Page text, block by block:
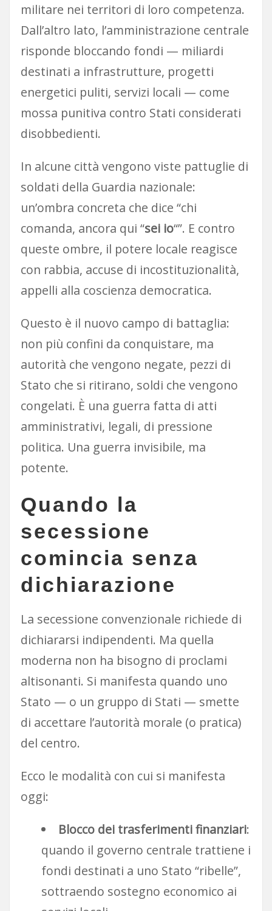
militare nei territori di loro competenza.
Dall’altro lato, l’amministrazione centrale
risponde bloccando fondi — miliardi
destinati a infrastrutture, progetti
energetici puliti, servizi locali — come
mossa punitiva contro Stati considerati
disobbedienti.
In alcune città vengono viste pattuglie di
soldati della Guardia nazionale:
un’ombra concreta che dice “chi
comanda, ancora qui “sei io“”. E contro
queste ombre, il potere locale reagisce
con rabbia, accuse di incostituzionalità,
appelli alla coscienza democratica.
Questo è il nuovo campo di battaglia:
non più confini da conquistare, ma
autorità che vengono negate, pezzi di
Stato che si ritirano, soldi che vengono
congelati. È una guerra fatta di atti
amministrativi, legali, di pressione
politica. Una guerra invisibile, ma
potente.
Quando la
secessione
comincia senza
dichiarazione
La secessione convenzionale richiede di
dichiararsi indipendenti. Ma quella
moderna non ha bisogno di proclami
altisonanti. Si manifesta quando uno
Stato — o un gruppo di Stati — smette
di accettare l’autorità morale (o pratica)
del centro.
Ecco le modalità con cui si manifesta
oggi:
Blocco dei trasferimenti finanziari:
quando il governo centrale trattiene i
fondi destinati a uno Stato “ribelle”,
sottraendo sostegno economico ai